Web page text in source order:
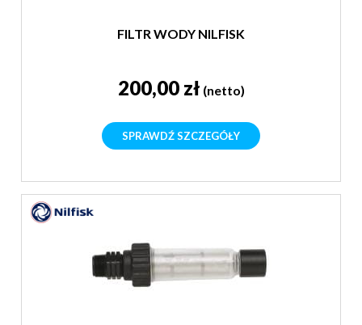
FILTR WODY NILFISK
200,00 zł (netto)
SPRAWDŹ SZCZEGÓŁY